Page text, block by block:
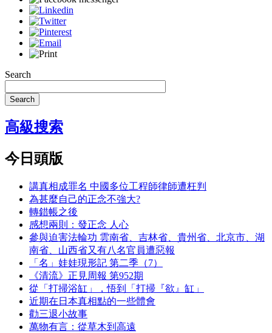
Search
Search
高級搜索
今日頭版
講真相成罪名 中國多位工程師律師遭枉判
為甚麼自己的正念不強大?
轉錯帳之後
感想兩則：發正念 人心
參與迫害法輪功 雲南省、吉林省、貴州省、北京市、湖
南省、山西省又有八名官員遭惡報
「名」娃娃現形記 第二季（7）
《清流》正見周報 第952期
從「打掃浴缸」，悟到「打掃『欲』缸」
近期在日本真相點的一些體會
勸三退小故事
萬物有言：從草木到高遠